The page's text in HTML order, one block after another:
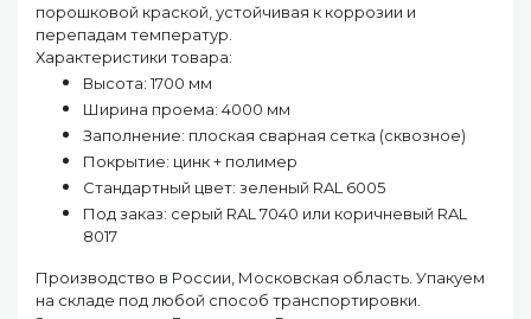
порошковой краской, устойчивая к коррозии и
перепадам температур.
Характеристики товара:
Высота: 1700 мм
Ширина проема: 4000 мм
Заполнение: плоская сварная сетка (сквозное)
Покрытие: цинк + полимер
Стандартный цвет: зеленый RAL 6005
Под заказ: серый RAL 7040 или коричневый RAL
8017
Производство в России, Московская область. Упакуем
на складе под любой способ транспортировки.